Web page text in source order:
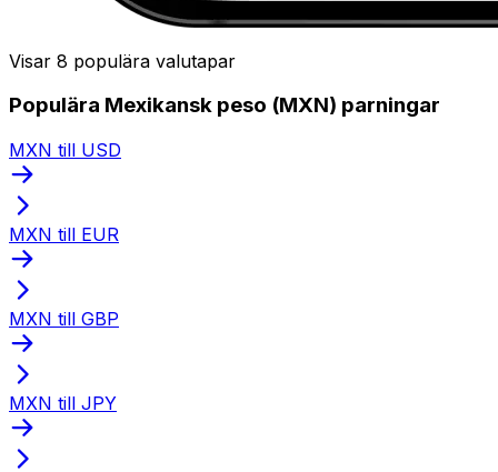
Visar 8 populära valutapar
Populära Mexikansk peso (MXN) parningar
MXN till USD
MXN till EUR
MXN till GBP
MXN till JPY